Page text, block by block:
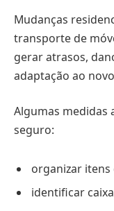
Mudanças
transporte de
gerar atrasos,
adaptação ao
Algumas medidas
seguro:
organizar itens
identificar